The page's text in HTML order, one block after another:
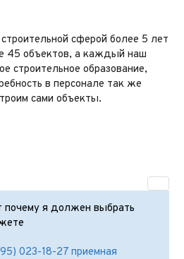
сферой более 5 лет
45 объектов, а каждый наш
строительное образование,
в персонале так же
сами объекты.
почему я должен выбрать
023-18-27 приемная